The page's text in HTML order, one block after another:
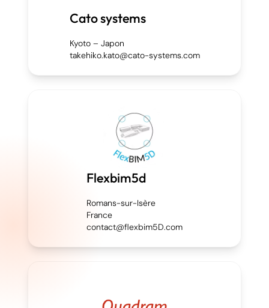
Cato systems
Kyoto – Japon
takehiko.kato@cato-systems.com
Flexbim5d
Romans-sur-Isère
France
contact@flexbim5D.com